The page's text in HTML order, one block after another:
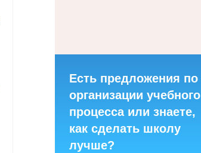
Есть предложения по
организации учебного
процесса или знаете,
как сделать школу
лучше?